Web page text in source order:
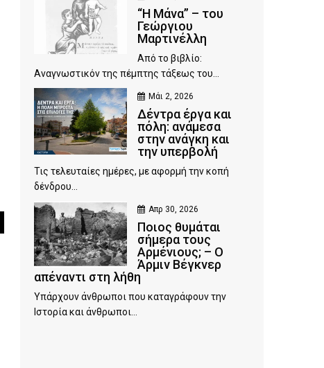
“Η Μάνα” – του
Γεώργιου
Μαρτινέλλη
Από το βιβλίο:
Αναγνωστικόν της πέμπτης τάξεως του...
Μάι 2, 2026
Δέντρα έργα και
πόλη: ανάμεσα
στην ανάγκη και
την υπερβολή
Τις τελευταίες ημέρες, με αφορμή την κοπή
δένδρου...
Απρ 30, 2026
Ποιος θυμάται
σήμερα τους
Αρμένιους; – Ο
Άρμιν Βέγκνερ
απέναντι στη λήθη
Υπάρχουν άνθρωποι που καταγράφουν την
Ιστορία και άνθρωποι...